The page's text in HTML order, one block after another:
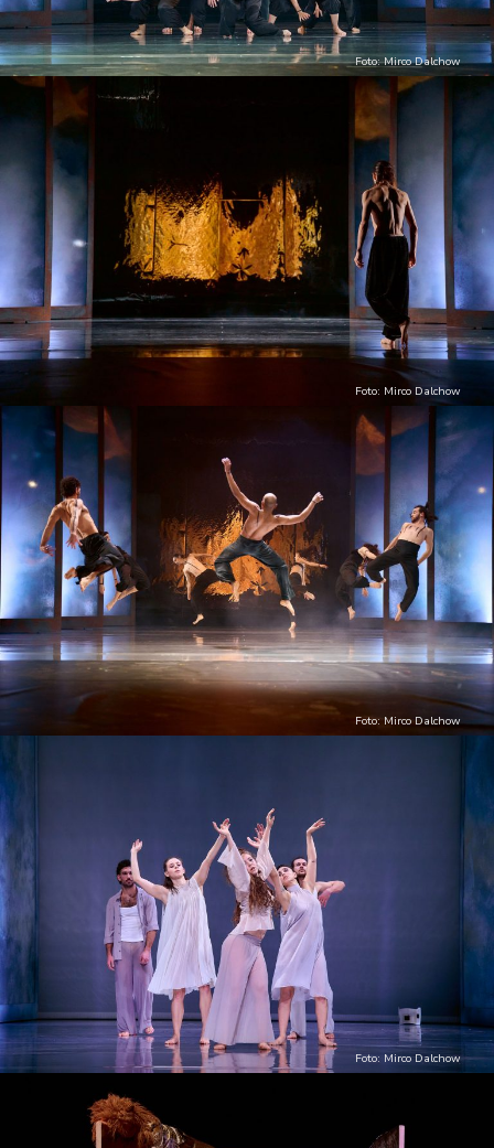
Foto: Mirco Dalchow
Foto: Mirco Dalchow
Foto: Mirco Dalchow
Foto: Mirco Dalchow